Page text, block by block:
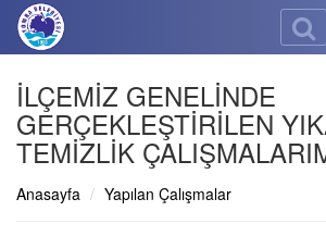
İLÇEMİZ GENELİNDE
GERÇEKLEŞTİRİLEN
TEMİZLİK
Anasayfa Yapılan Çalışmalar